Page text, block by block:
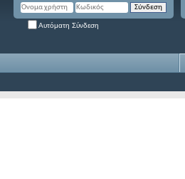
Αυτόματη Σύνδεση